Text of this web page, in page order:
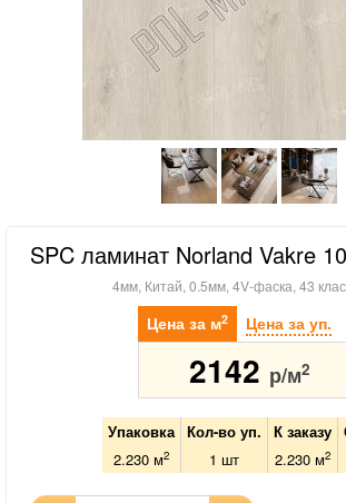
SPC ламинат Norland Vakre
4мм, Китай, 0.5мм, 4V-фаска, 43
Цена за м2 Цена за уп.
2142 р/м2
Упаковка Кол-во уп. К заказу
2.230 м2 1 шт 2.230м2